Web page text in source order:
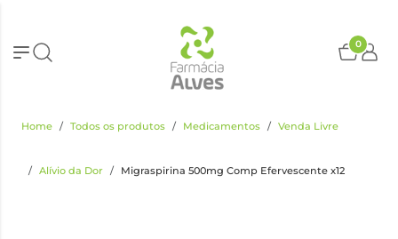
0
Home Todos os produtos Medicamentos Venda Livre
Alívio da Dor Migraspirina 500mg Comp Efervescente x12